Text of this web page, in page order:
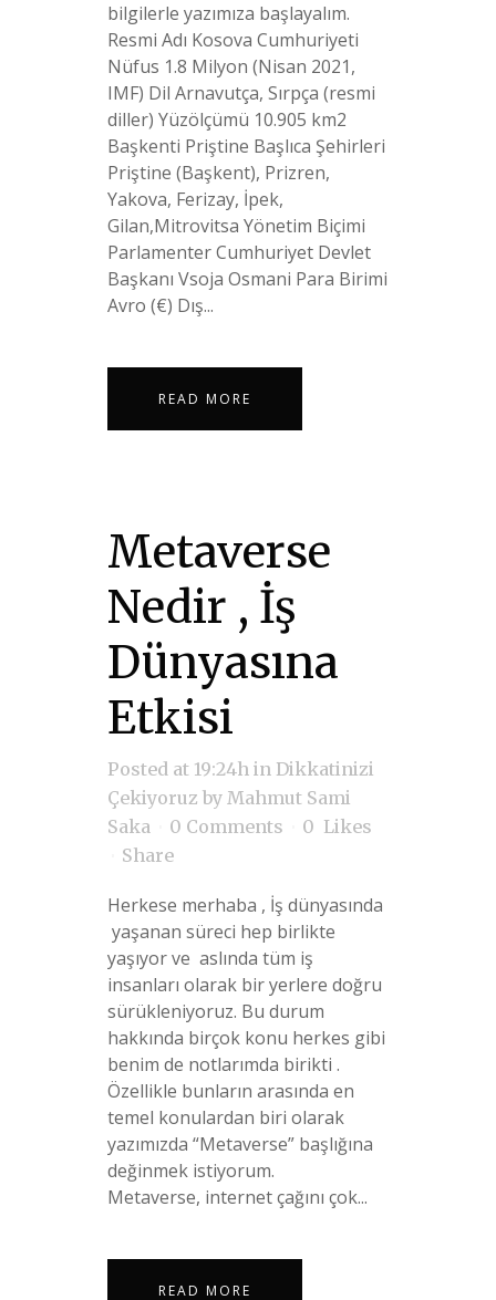
bilgilerle yazımıza başlayalım.
Resmi Adı Kosova Cumhuriyeti
Nüfus 1.8 Milyon (Nisan 2021,
IMF) Dil Arnavutça, Sırpça (resmi
diller) Yüzölçümü 10.905 km2
Başkenti Priştine Başlıca Şehirleri
Priştine (Başkent), Prizren,
Yakova, Ferizay, İpek,
Gilan,Mitrovitsa Yönetim Biçimi
Parlamenter Cumhuriyet Devlet
Başkanı Vsoja Osmani Para Birimi
Avro (€) Dış...
READ MORE
Metaverse
Nedir , İş
Dünyasına
Etkisi
Posted at 19:24h in Dikkatinizi
Çekiyoruz by Mahmut Sami
Saka
0 Comments 0 Likes
Share
Herkese merhaba , İş dünyasında
yaşanan süreci hep birlikte
yaşıyor ve aslında tüm iş
insanları olarak bir yerlere doğru
sürükleniyoruz. Bu durum
hakkında birçok konu herkes gibi
benim de notlarımda birikti .
Özellikle bunların arasında en
temel konulardan biri olarak
yazımızda “Metaverse” başlığına
değinmek istiyorum.
Metaverse, internet çağını çok...
READ MORE